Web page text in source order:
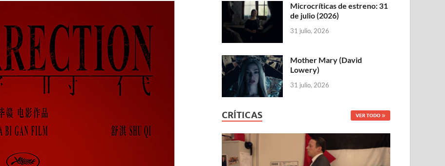
Microcríticas de estreno: 31
de julio (2026)
31 julio, 2026
Mother Mary (David
Lowery)
31 julio, 2026
CRÍTICAS VER TODO